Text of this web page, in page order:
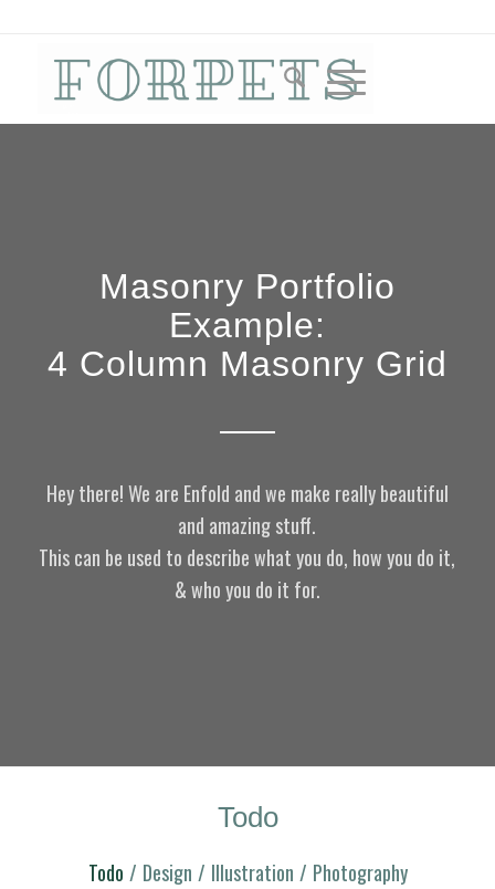
Masonry Portfolio
Example:
4 Column Masonry Grid
Hey there! We are Enfold and we make really beautiful
and amazing stuff.
This can be used to describe what you do, how you do it,
& who you do it for.
Todo
Todo / Design / Illustration / Photography